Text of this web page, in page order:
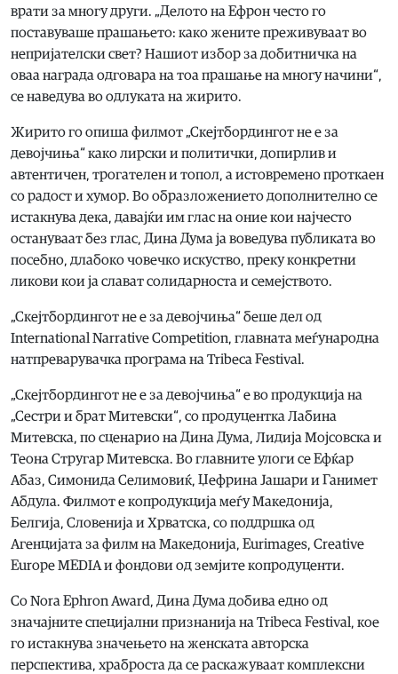
врати за многу други. „Делото на Ефрон често го
поставуваше прашањето: како жените преживуваат во
непријателски свет? Нашиот избор за добитничка на
оваа награда одговара на тоа прашање на многу начини“,
се наведува во одлуката на жирито.
Жирито го опиша филмот „Скејтбордингот не е за
девојчиња“ како лирски и политички, допирлив и
автентичен, трогателен и топол, а истовремено проткаен
со радост и хумор. Во образложението дополнително се
истакнува дека, давајќи им глас на оние кои најчесто
остануваат без глас, Дина Дума ја воведува публиката во
посебно, длабоко човечко искуство, преку конкретни
ликови кои ја слават солидарноста и семејството.
„Скејтбордингот не е за девојчиња“ беше дел од
International Narrative Competition, главната меѓународна
натпреварувачка програма на Tribeca Festival.
„Скејтбордингот не е за девојчиња“ е во продукција на
„Сестри и брат Митевски“, со продуцентка Лабина
Митевска, по сценарио на Дина Дума, Лидија Мојсовска и
Теона Стругар Митевска. Во главните улоги се Ефќар
Абаз, Симонида Селимовиќ, Џефрина Јашари и Ганимет
Абдула. Филмот е копродукција меѓу Македонија,
Белгија, Словенија и Хрватска, со поддршка од
Агенцијата за филм на Македонија, Eurimages, Creative
Europe MEDIA и фондови од земјите копродуценти.
Со Nora Ephron Award, Дина Дума добива едно од
значајните специјални признанија на Tribeca Festival, кое
го истакнува значењето на женската авторска
перспектива, храброста да се раскажуваат комплексни